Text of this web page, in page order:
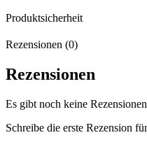
Produktsicherheit
Rezensionen (0)
Rezensionen
Es gibt noch keine
Schreibe die erste Rezension